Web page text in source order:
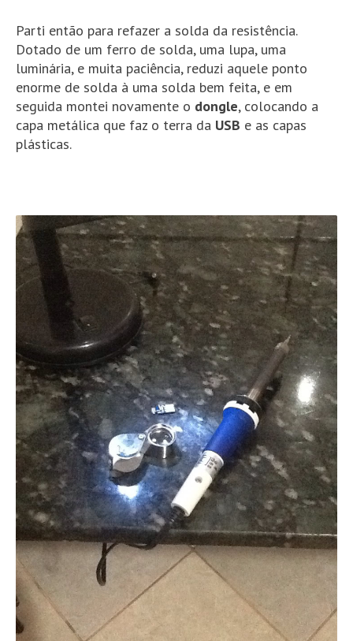
Parti então para refazer a solda da resistência.
Dotado de um ferro de solda, uma lupa, uma
luminária, e muita paciência, reduzi aquele ponto
enorme de solda à uma solda bem feita, e em
seguida montei novamente o dongle, colocando a
capa metálica que faz o terra da USB e as capas
plásticas.